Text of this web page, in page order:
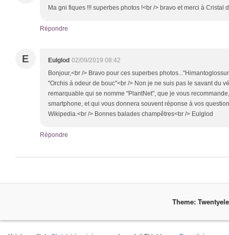
Ma gni fiques !!! superbes photos !<br /> bravo et merci à Cristal
Répondre
E Eulglod 02/09/2019 08:42
Bonjour,<br /> Bravo pour ces superbes
"Orchis à odeur de bouc"<br /> Non je ne suis pas le savant du
remarquable qui se nomme "PlantNet", que je vous
smartphone, et qui vous donnera souvent réponse à vos
Wikipedia.<br /> Bonnes balades champêtres<br /> Eulglod
Répondre
Theme: